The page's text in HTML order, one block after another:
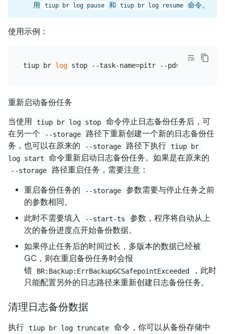
用
tiup br log pause 和 tiup br log resume 命令。
使用示例：
tiup br log stop --task-name=pitr --pd=
重新启动备份任务
当使用
tiup br log stop
命令停止日志备份任务后，可
在另一个
--storage
路径下重新创建一个新的日志备份任
务，也可以在原来的
--storage 路径下执行 tiup br
log start
命令重新启动日志备份任务。如果是在原来的
--storage 路径重启任务，需要注意：
重启备份任务的 --storage
参数需要与停止任务之前
的参数相同。
此时不需要填入
--start-ts
参数，程序将自动从上
次的备份进度点开始备份数据。
如果停止任务后的时间过长，多版本的数据已经被
GC，则在重启备份任务时会报
错
BR:Backup:ErrBackupGCSafepointExceeded
，此时
只能配置另外的日志路径来重新创建日志备份任务。
清理日志备份数据
执行 tiup br log truncate
命令，你可以从备份存储中